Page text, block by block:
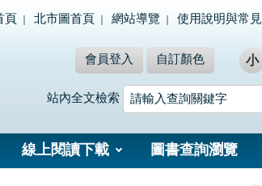
頁 北市圖首頁 網站導覽 使用說明與常
會員登入 自訂顏色 小
站內全文檢索
線上閱讀下載 圖書查詢瀏覽